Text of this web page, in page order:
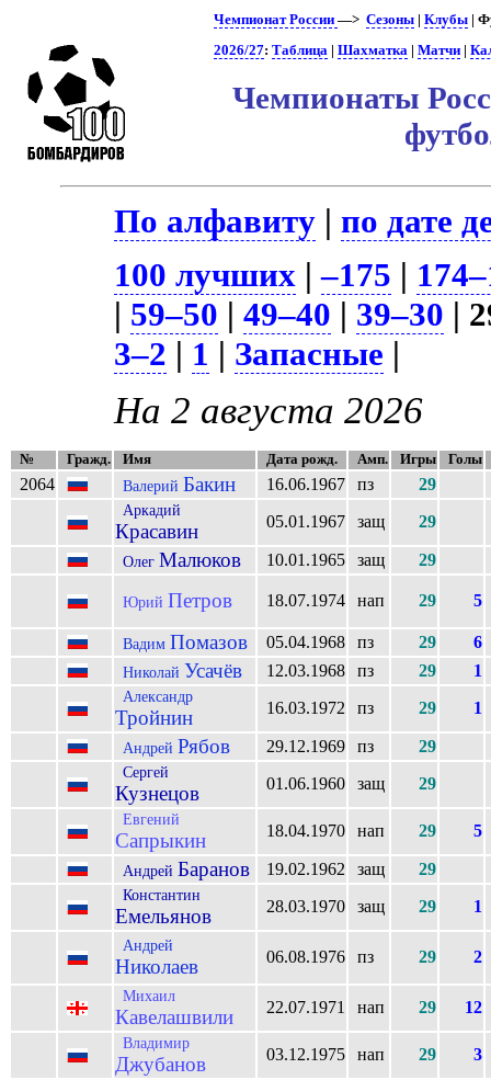
Чемпионат России —> Сезоны| Клубы|
2026/27: Таблица | Шахматка | Матчи|
Чемпионаты
По алфавиту |по дате
100 лучших |–175 |
| 59–50 |49–40 | 39–30 |
3–2 | 1 | Запасные |
На 2 августа 2026
№ Гражд. Имя Дата рожд. Амп. Игры Голы
2064 Валерий Бакин 16.06.1967 пз 29
Аркадий
Красавин 05.01.1967 защ 29
Олег Малюков 10.01.1965 защ 29
Юрий Петров 18.07.1974 нап 29 5
Вадим Помазов 05.04.1968 пз 29 6
Николай Усачёв 12.03.1968 пз 29 1
Александр
Тройнин 16.03.1972 пз 29 1
Андрей Рябов 29.12.1969 пз 29
Сергей
Кузнецов 01.06.1960 защ 29
Евгений
Сапрыкин 18.04.1970 нап 29 5
Андрей Баранов 19.02.1962 защ 29
Константин
Емельянов 28.03.1970 защ 29 1
Андрей
Николаев 06.08.1976 пз 29 2
Михаил
Кавелашвили 22.07.1971 нап 29 12
Владимир
Джубанов 03.12.1975 нап 29 3